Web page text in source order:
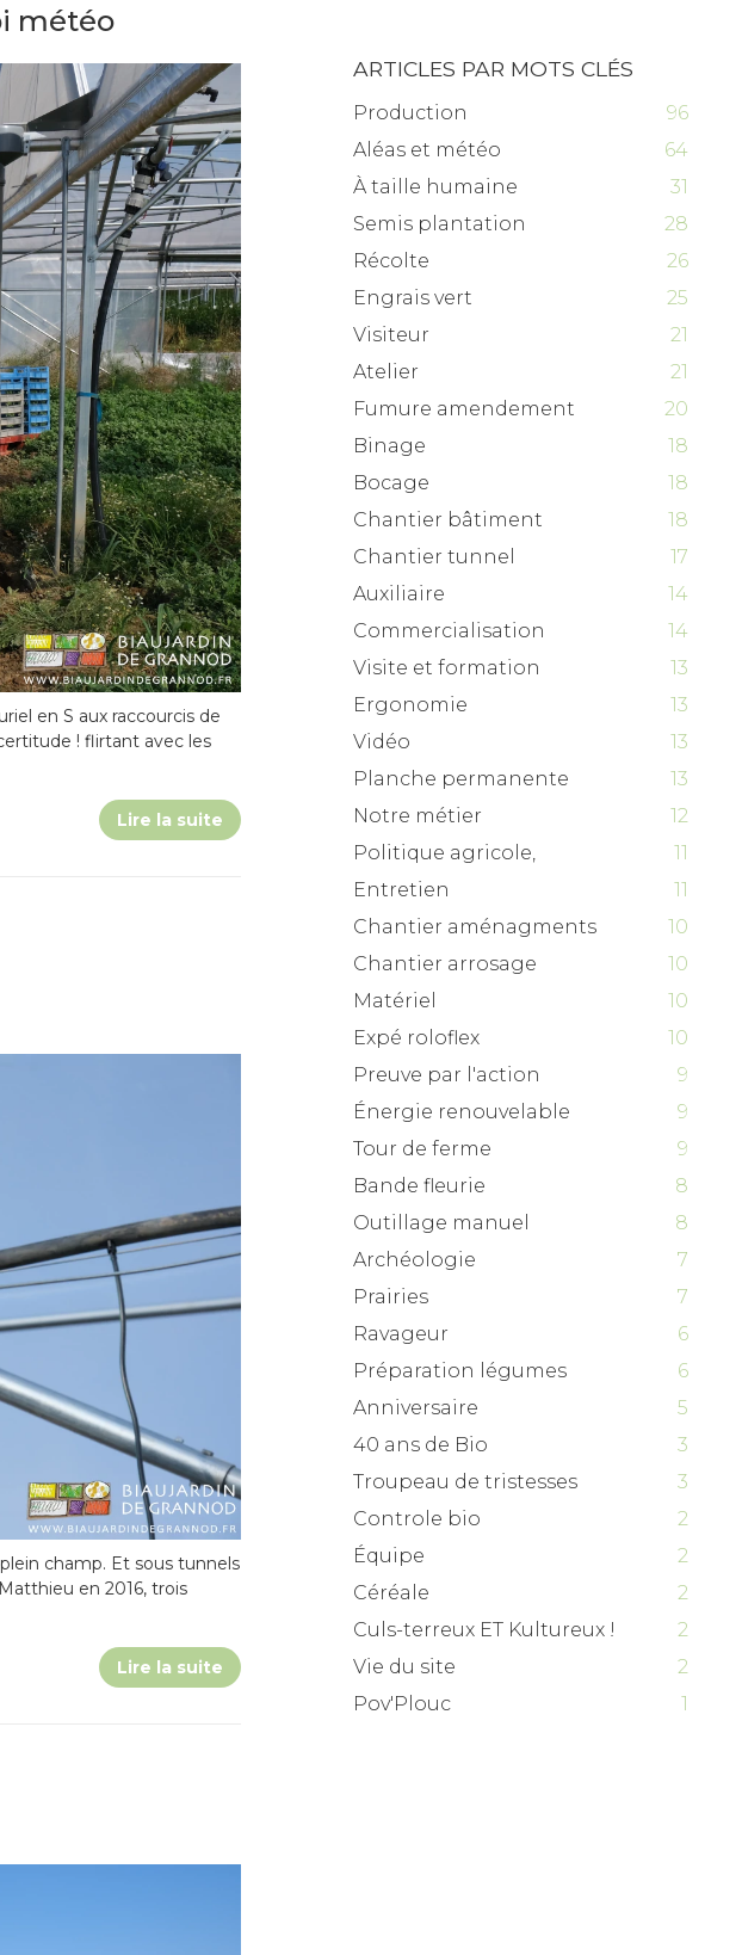
météo
en S aux raccourcis de
! flirtant avec les
Lire la suite
champ. Et sous tunnels
en 2016, trois
Lire la suite
ARTICLES PAR MOTS CLÉS
Production
96
Aléas et météo
64
À taille humaine
31
Semis plantation
28
Récolte
26
Engrais vert
25
Visiteur
21
Atelier
21
Fumure amendement
20
Binage
18
Bocage
18
Chantier bâtiment
18
Chantier tunnel
17
Auxiliaire
14
Commercialisation
14
Visite et formation
13
Ergonomie
13
Vidéo
13
Planche permanente
13
Notre métier
12
Politique agricole,
11
Entretien
11
Chantier aménagments
10
Chantier arrosage
10
Matériel
10
Expé roloflex
10
Preuve par l'action
9
Énergie renouvelable
9
Tour de ferme
9
Bande fleurie
8
Outillage manuel
8
Archéologie
7
Prairies
7
Ravageur
6
Préparation légumes
6
Anniversaire
5
40 ans de Bio
3
Troupeau de tristesses
3
Controle bio
2
Équipe
2
Céréale
2
Culs-terreux ET Kultureux !
2
Vie du site
2
Pov'Plouc
1